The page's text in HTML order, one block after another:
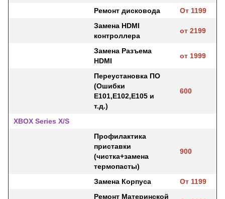
Ремонт дисковода
От 1199
Замена HDMI
контроллера
от 2199
Замена Разъема
HDMI
от 1999
Переустановка ПО
(Ошибки
E101,E102,E105 и
т.д.)
600
XBOX Series X/S
Профилактика
приставки
(чистка+замена
термопасты)
900
Замена Корпуса
От 1199
Ремонт Материнской